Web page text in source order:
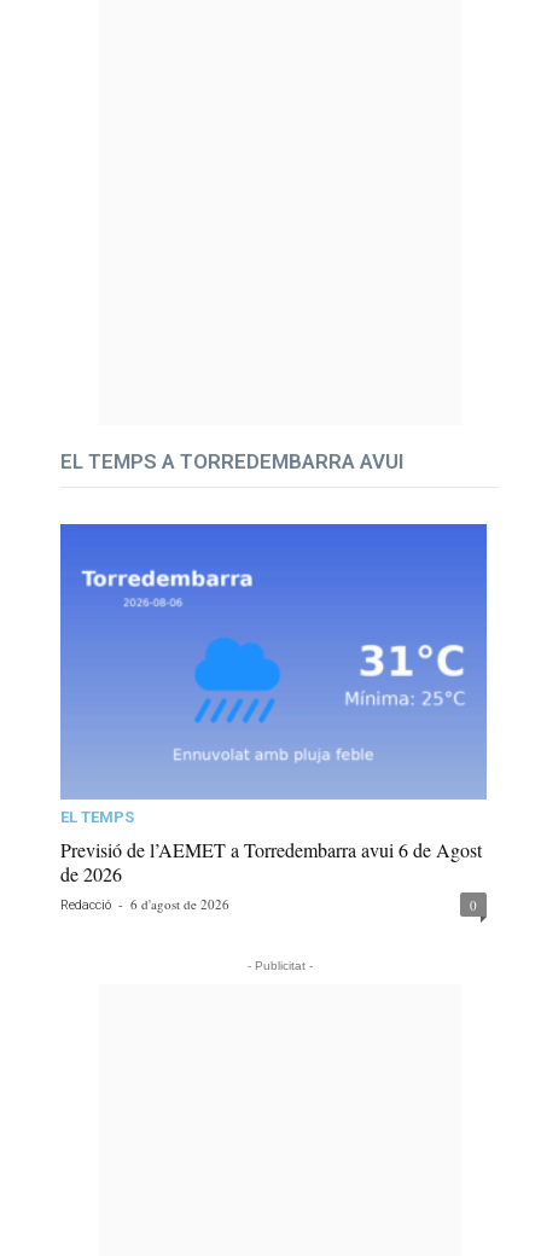
EL TEMPS A TORREDEMBARRA AVUI
EL TEMPS
Previsió de l’AEMET a Torredembarra avui 6 de Agost
de 2026
Redacció - 6 d'agost de 2026 0
- Publicitat -